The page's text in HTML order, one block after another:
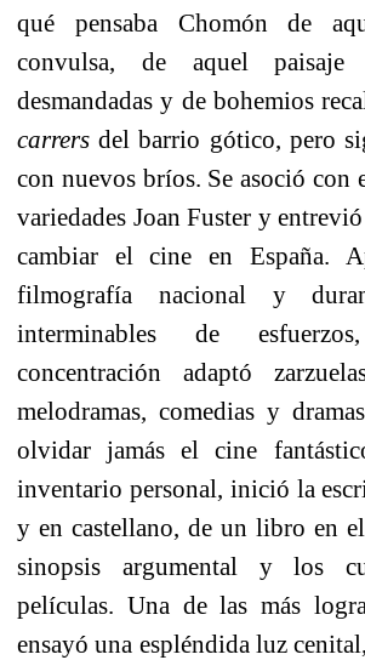
qué pensaba Chomón de
convulsa, de aquel paisaje
desmandadas y de bohemios
carrers del barrio gótico, pero
con nuevos bríos. Se asoció con
variedades Joan Fuster y
cambiar el cine en España.
filmografía nacional y
interminables de
concentración adaptó
melodramas, comedias y
olvidar jamás el cine
inventario personal, inició la
y en castellano, de un libro en
sinopsis argumental y los
películas. Una de las más
ensayó una espléndida luz